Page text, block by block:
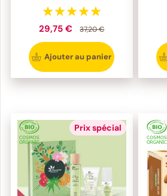
29,75 € 37,20 €
Ajouter au panier
Prix spécial